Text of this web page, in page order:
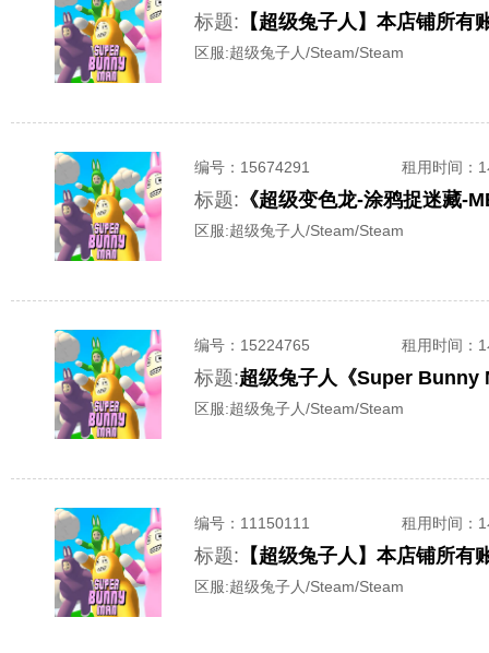
标题: 【超级兔子人】本店铺所
区服:超级兔子人/Steam/Steam
编号： 15674291 租用时间 ：
标题: 《超级变色龙-涂鸦捉迷藏-
区服:超级兔子人/Steam/Steam
编号： 15224765 租用时间 ：
标题:
区服:超级兔子人/Steam/Steam
编号： 11150111 租用时间 ：
标题: 【超级兔子人】本店铺所
区服:超级兔子人/Steam/Steam